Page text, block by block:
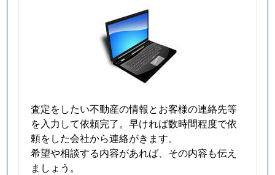
査定をしたい不動産の情報とお客様の連絡先等
を入力して依頼完了。早ければ数時間程度で依
頼をした会社から連絡がきます。
希望や相談する内容があれば、その内容も伝え
ましょう。